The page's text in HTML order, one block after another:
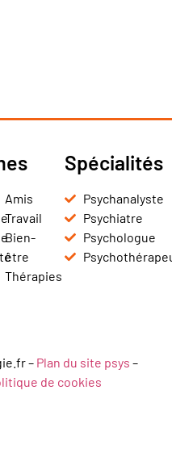
Amis
Travail
Bien-
être
Thérapies
Spécialités
Psychanalyste
Psychiatre
Psychologue
– Plan du site psys –
de cookies